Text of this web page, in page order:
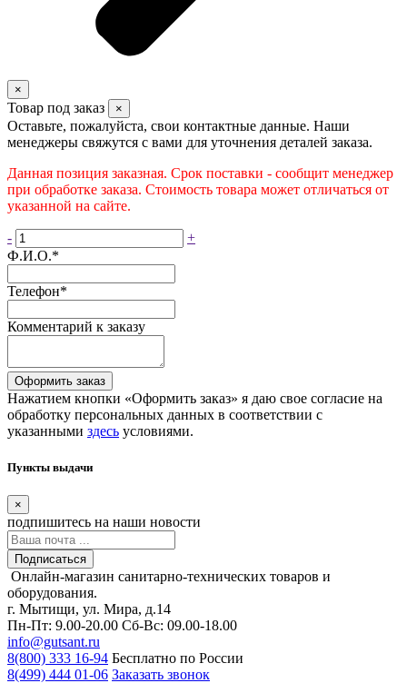
×
Товар под заказ ×
Оставьте, пожалуйста, свои контактные данные. Наши
менеджеры свяжутся с вами для уточнения деталей заказа.
Данная позиция заказная. Срок поставки - сообщит менеджер
при обработке заказа. Стоимость товара может отличаться от
указанной на сайте.
-
+
Ф.И.О.*
Телефон*
Комментарий к заказу
Оформить заказ
Нажатием кнопки «Оформить заказ» я даю свое согласие на
обработку персональных данных в соответствии с
указанными здесь условиями.
Пункты выдачи
×
подпишитесь на наши новости
Подписаться
Онлайн-магазин санитарно-технических товаров и
оборудования.
г. Мытищи, ул. Мира, д.14
Пн-Пт: 9.00-20.00 Сб-Вс: 09.00-18.00
info@gutsant.ru
8(800) 333 16-94 Бесплатно по России
8(499) 444 01-06 Заказать звонок